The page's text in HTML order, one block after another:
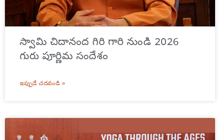
స్వామి చిదానంద గిరి గారి నుండి 2026
గురు పూర్ణిమ సందేశం
ఇప్పుడే చదవండి »